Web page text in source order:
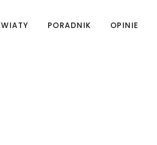
PORADNIK OPINIE